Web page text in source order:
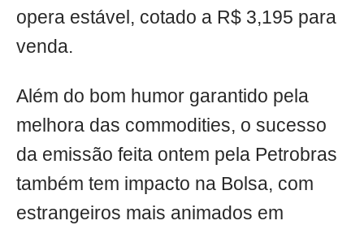
opera estável, cotado a R$ 3,195 para
venda.
Além do bom humor garantido pela
melhora das commodities, o sucesso
da emissão feita ontem pela Petrobras
também tem impacto na Bolsa, com
estrangeiros mais animados em